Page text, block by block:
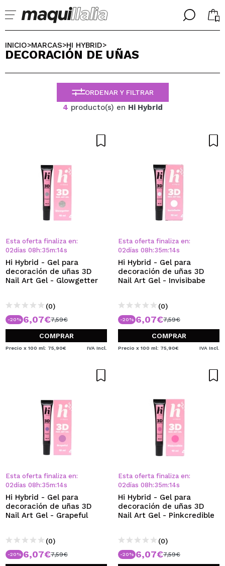
╳
Ya soy #maquilover, tengo cuenta
No tengo cuenta aquí
Al crear una cuenta en Maquillalia.com podrás realizar
pedidos y consultar tus operaciones anteriores.
CREAR CUENTA
╳
SELECCIONA TU IDIOMA
ESPAÑOL
ENGLISH
FRANCES
ALEMAN
INICIO>MARCAS>HI HYBRID>
DECORACIÓN DE UÑAS
ORDENAR Y FILTRAR
4 producto(s) en Hi Hybrid
Esta oferta finaliza en:
02días 08 h:35m:14s
Hi Hybrid - Gel para
decoración de uñas 3D
Nail Art Gel - Glowgetter
(0)
-20% 6,07€7,59€
COMPRAR
Precio x 100 ml: 75,90€ IVA Incl.
Esta oferta finaliza en:
02días 08 h:35m:14s
Hi Hybrid - Gel para
decoración de uñas 3D
Nail Art Gel - Invisibabe
(0)
-20% 6,07€7,59€
COMPRAR
Precio x 100 ml: 75,90€ IVA Incl.
Esta oferta finaliza en:
02días 08 h:35m:14s
Hi Hybrid - Gel para
decoración de uñas 3D
Nail Art Gel - Grapeful
(0)
-20% 6,07€7,59€
Esta oferta finaliza en:
02días 08 h:35m:14s
Hi Hybrid - Gel para
decoración de uñas 3D
Nail Art Gel - Pinkcredible
(0)
-20% 6,07€7,59€